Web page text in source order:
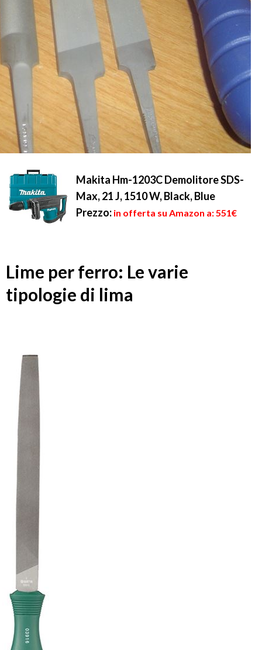
Makita Hm-1203C Demolitore SDS-
Max, 21 J, 1510 W, Black, Blue
Prezzo: in offerta su Amazon a: 551€
Lime per ferro: Le varie
tipologie di lima